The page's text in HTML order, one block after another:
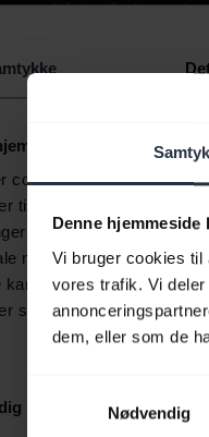
Denne
Vi bruger cookies til
vores trafik. Vi
dem, eller som de
Nødvendig